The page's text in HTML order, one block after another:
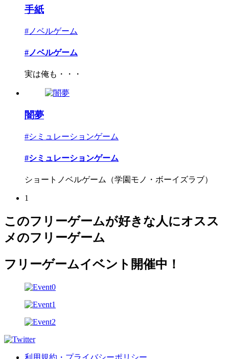
手紙
#ノベルゲーム
#ノベルゲーム
実は俺も・・・
闇夢
#シミュレーションゲーム
#シミュレーションゲーム
ショートノベルゲーム（学園モノ・ボーイズラブ）
1
このフリーゲームが好きな人にオスス
メのフリーゲーム
フリーゲームイベント開催中！